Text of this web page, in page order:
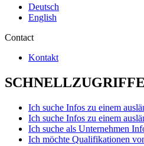
Deutsch
English
Contact
Kontakt
SCHNELLZUGRIFFE
Ich suche Infos zu einem
Ich suche Infos zu einem
Ich suche als Unternehmen
Ich möchte Qualifikationen